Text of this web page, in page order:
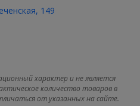
149
характер и не является
количество товаров в
от указанных на сайте.